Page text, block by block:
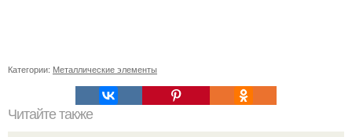
Категории: Металлические элементы
Читайте также